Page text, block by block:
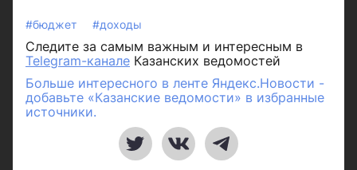
#бюджет #доходы
Следите за самым важным и интересным в
Telegram-канале Казанских ведомостей
Больше интересного в ленте Яндекс.Новости -
добавьте «Казанские ведомости» в избранные
источники.